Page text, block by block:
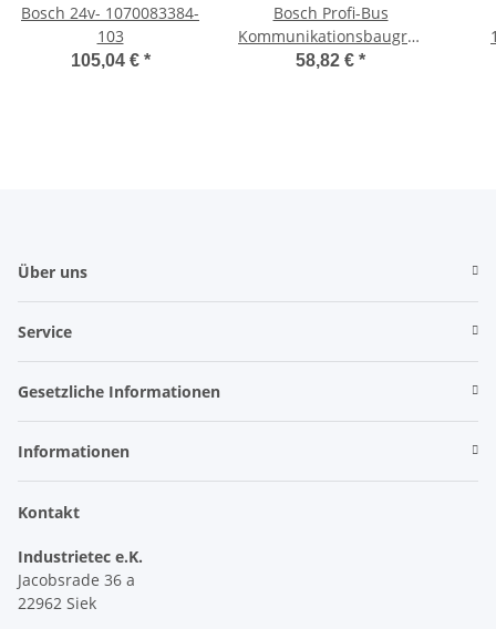
Bosch 24v- 1070083384-
103
105,04 € *
Bosch Profi-Bus
Kommunikationsbaugruppe
COM-P 1070078590-203
58,82 € *
Über uns
Service
Gesetzliche Informationen
Informationen
Kontakt
Industrietec e.K.
Jacobsrade 36 a
22962 Siek